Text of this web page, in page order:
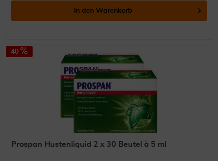
In den Warenkorb
40
Prospan Hustenliquid 2 x 30 Beutel à 5 ml